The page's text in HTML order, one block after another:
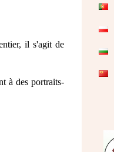
il s'agit de
à des portraits-